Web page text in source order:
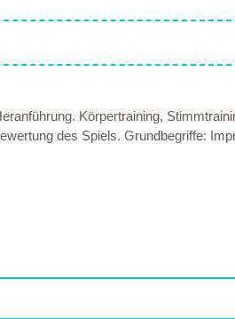
Körpertraining,
des Spiels. Grundbegriffe: